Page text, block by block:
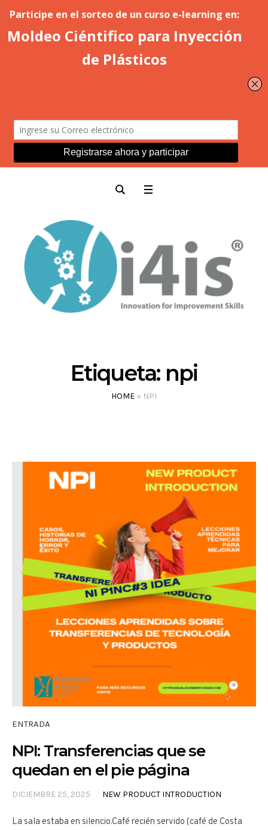
Etiqueta: npi
HOME » NPI
ENTRADA
NPI: Transferencias que se
quedan en el pie página
DICIEMBRE 25, 2025 NEW PRODUCT INTRODUCTION
La sala estaba en silencio.Café recién servido (café de Costa